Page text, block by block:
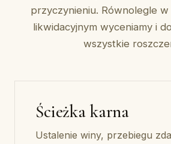
przyczynieniu. Równolegle
likwidacyjnym wyceniamy i
wszystkie
Ścieżka karna
Ustalenie winy, przebiegu